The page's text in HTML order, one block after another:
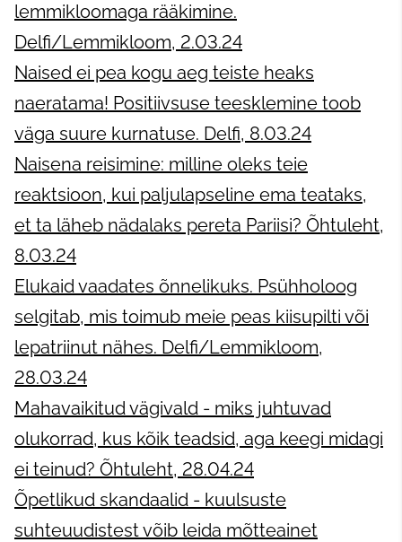
lemmikloomaga rääkimine.
Delfi/Lemmikloom, 2.03.24
Naised ei pea kogu aeg teiste heaks
naeratama! Positiivsuse teesklemine toob
väga suure kurnatuse. Delfi, 8.03.24
Naisena reisimine: milline oleks teie
reaktsioon, kui paljulapseline ema teataks,
et ta läheb nädalaks pereta Pariisi? Õhtuleht,
8.03.24
Elukaid vaadates õnnelikuks. Psühholoog
selgitab, mis toimub meie peas kiisupilti või
lepatriinut nähes. Delfi/Lemmikloom,
28.03.24
Mahavaikitud vägivald - miks juhtuvad
olukorrad, kus kõik teadsid, aga keegi midagi
ei teinud? Õhtuleht, 28.04.24
Õpetlikud skandaalid - kuulsuste
suhteuudistest võib leida mõtteainet